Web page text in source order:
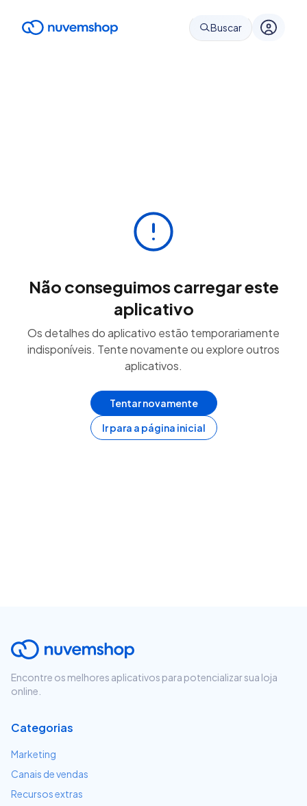
Buscar
Não conseguimos carregar este
aplicativo
Os detalhes do aplicativo estão temporariamente
indisponíveis. Tente novamente ou explore outros
aplicativos.
Tentar novamente
Ir para a página inicial
Encontre os melhores aplicativos para potencializar sua loja
online.
Categorias
Marketing
Canais de vendas
Recursos extras